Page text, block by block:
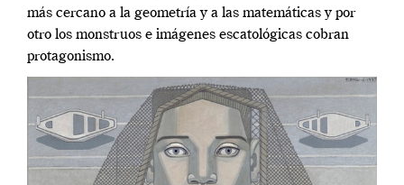
más cercano a la geometría y a las matemáticas y por
otro los monstruos e imágenes escatológicas cobran
protagonismo.